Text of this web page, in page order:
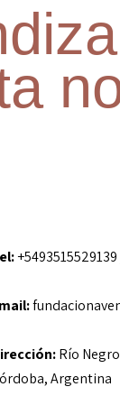
Río
Argentina